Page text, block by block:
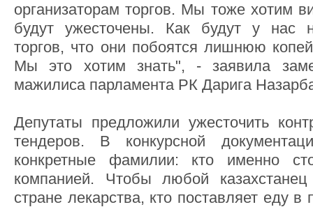
организаторам торгов. Мы тоже хотим
будут ужесточены. Как будут у нас
торгов, что они побоятся лишнюю
Мы это хотим знать", - заявила
мажилиса парламента РК Дарига
Депутаты предложили ужесточить
тендеров. В конкурсной
конкретные фамилии: кто именно
компанией. Чтобы любой
стране лекарства, кто поставляет еду в